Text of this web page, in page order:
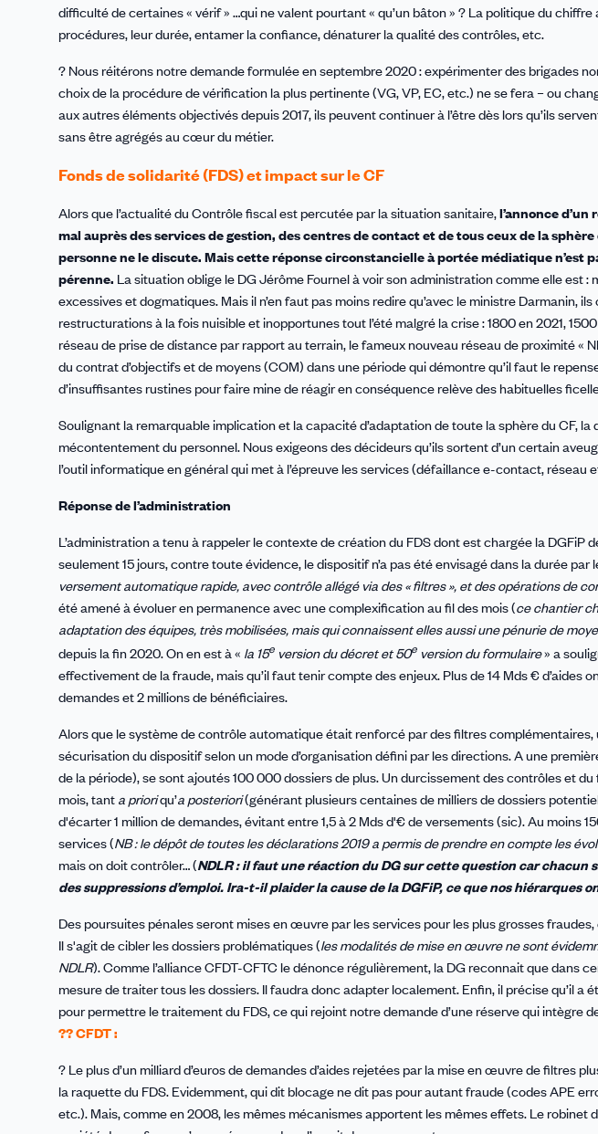
difficulté de certaines « vérif » …qui ne valent pourtant « qu’un bâton » ? La politique du
procédures, leur durée, entamer la confiance, dénaturer la qualité des contrôles, etc.
? Nous réitérons notre demande formulée en septembre 2020 : expérimenter des brigades
choix de la procédure de vérification la plus pertinente (VG, VP, EC, etc.) ne se fera – ou
aux autres éléments objectivés depuis 2017, ils peuvent continuer à l’être dès lors qu’ils
sans être agrégés au cœur du métier.
Fonds de solidarité (FDS) et impact sur le CF
Alors que l’actualité du Contrôle fiscal est percutée par la situation sanitaire,l’annonce
mal auprès des services de gestion, des centres de contact et de tous ceux de la
personne ne le discute. Mais cette réponse circonstancielle à portée médiatique n’est
pérenne. La situation oblige le DG Jérôme Fournel à voir son administration comme elle est :
excessives et dogmatiques. Mais il n’en faut pas moins redire qu’avec le ministre Darmanin,
restructurations à la fois nuisible et inopportunes tout l’été malgré la crise : 1800 en 2021,
réseau de prise de distance par rapport au terrain, le fameux nouveau réseau de proximité «
du contrat d’objectifs et de moyens (COM) dans une période qui démontre qu’il faut le
d’insuffisantes rustines pour faire mine de réagir en conséquence relève des habituelles
Soulignant la remarquable implication et la capacité d’adaptation de toute la sphère du CF,
mécontentement du personnel. Nous exigeons des décideurs qu’ils sortent d’un certain
l’outil informatique en général qui met à l’épreuve les services (défaillance e-contact,
Réponse de l’administration
L’administration a tenu à rappeler le contexte de création du FDS dont est chargée la DGFiP
seulement 15 jours, contre toute évidence, le dispositif n’a pas été envisagé dans la durée par
versement automatique rapide, avec contrôle allégé via des « filtres », et des opérations de
été amené à évoluer en permanence avec une complexification au fil des mois (ce chantier
adaptation des équipes, très mobilisées, mais qui connaissent elles aussi une pénurie de
depuis la fin 2020. On en est à « la 15e version du décret et 50e version du formulaire» a
effectivement de la fraude, mais qu’il faut tenir compte des enjeux. Plus de 14 Mds € d’aides
demandes et 2 millions de bénéficiaires.
Alors que le système de contrôle automatique était renforcé par des filtres
sécurisation du dispositif selon un mode d’organisation défini par les directions. A une
de la période), se sont ajoutés 100 000 dossiers de plus. Un durcissement des contrôles et
mois, tant a prioriqu’a posteriori(générant plusieurs centaines de milliers de dossiers
d'écarter 1 million de demandes, évitant entre 1,5 à 2 Mds d'€ de versements (sic). Au moins
services (NB : le dépôt de toutes les déclarations 2019 a permis de prendre en compte les
mais on doit contrôler… (NDLR : il faut une réaction du DG sur cette question car chacun
des suppressions d’emploi. Ira-t-il plaider la cause de la DGFiP, ce que nos hiérarques
Des poursuites pénales seront mises en œuvre par les services pour les plus grosses
Il s'agit de cibler les dossiers problématiques (les modalités de mise en œuvre ne sont
NDLR). Comme l’alliance CFDT-CFTC le dénonce régulièrement, la DG reconnait que dans
mesure de traiter tous les dossiers. Il faudra donc adapter localement. Enfin, il précise qu’il a
pour permettre le traitement du FDS, ce qui rejoint notre demande d’une réserve qui intègre
?? CFDT :
? Le plus d’un milliard d’euros de demandes d’aides rejetées par la mise en œuvre de filtres
la raquette du FDS. Evidemment, qui dit blocage ne dit pas pour autant fraude (codes APE
etc.). Mais, comme en 2008, les mêmes mécanismes apportent les mêmes effets. Le robinet